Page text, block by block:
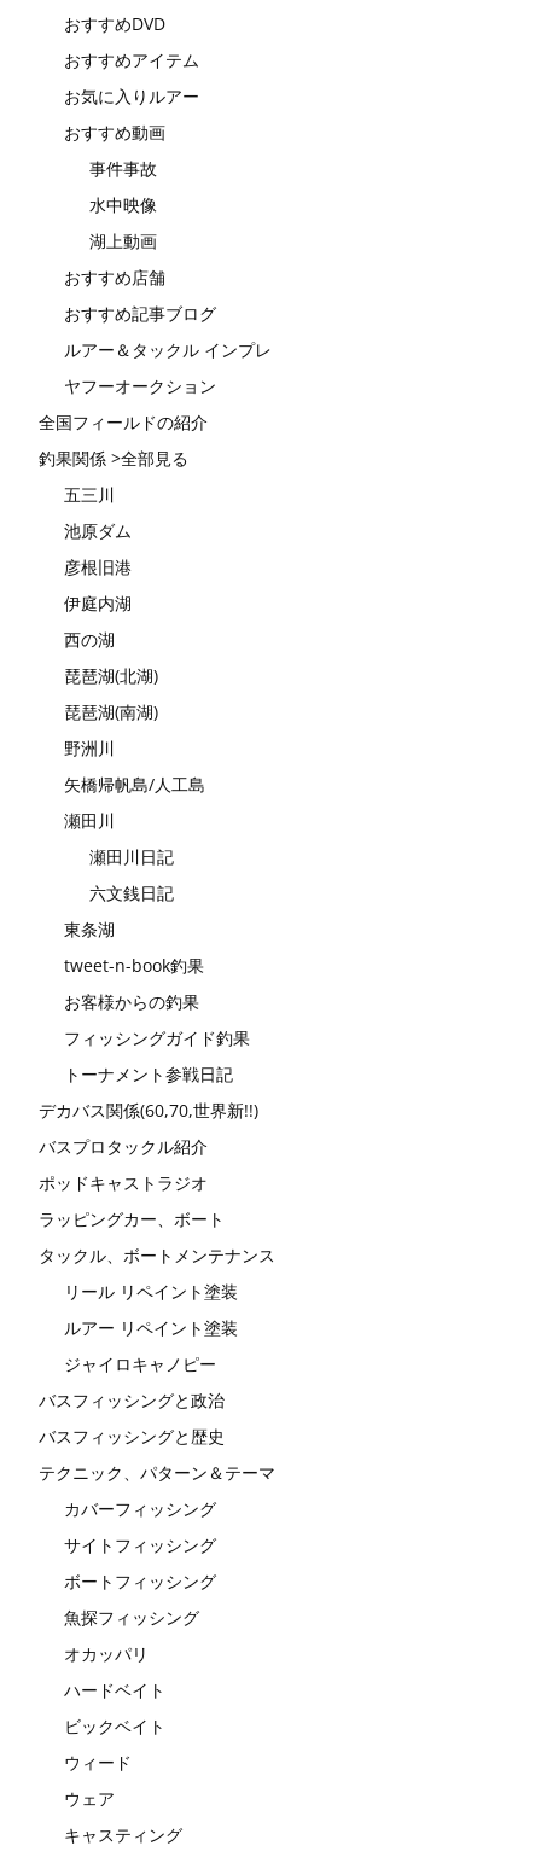
おすすめDVD
おすすめアイテム
お気に入りルアー
おすすめ動画
事件事故
水中映像
湖上動画
おすすめ店舗
おすすめ記事ブログ
ルアー＆タックル インプレ
ヤフーオークション
全国フィールドの紹介
釣果関係 >全部見る
五三川
池原ダム
彦根旧港
伊庭内湖
西の湖
琵琶湖(北湖)
琵琶湖(南湖)
野洲川
矢橋帰帆島/人工島
瀬田川
瀬田川日記
六文銭日記
東条湖
tweet-n-book釣果
お客様からの釣果
フィッシングガイド釣果
トーナメント参戦日記
デカバス関係(60,70,世界新!!)
バスプロタックル紹介
ポッドキャストラジオ
ラッピングカー、ボート
タックル、ボートメンテナンス
リール リペイント塗装
ルアー リペイント塗装
ジャイロキャノピー
バスフィッシングと政治
バスフィッシングと歴史
テクニック、パターン＆テーマ
カバーフィッシング
サイトフィッシング
ボートフィッシング
魚探フィッシング
オカッパリ
ハードベイト
ビックベイト
ウィード
ウェア
キャスティング